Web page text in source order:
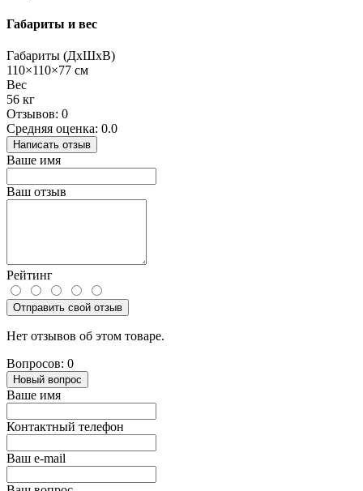
Габариты и вес
Габариты (ДхШхВ)
110×110×77 см
Вес
56 кг
Отзывов: 0
Средняя оценка: 0.0
Написать отзыв
Ваше имя
Ваш отзыв
Рейтинг
Отправить свой отзыв
Нет отзывов об этом товаре.
Вопросов: 0
Новый вопрос
Ваше имя
Контактный телефон
Ваш e-mail